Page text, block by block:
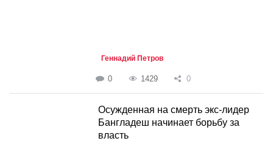
Геннадий Петров
0 1429 0
Осужденная на смерть экс-лидер
Бангладеш начинает борьбу за
власть